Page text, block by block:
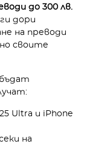
до 300 лв.
дори
на преводи
своите
Ultra и iPhone
на